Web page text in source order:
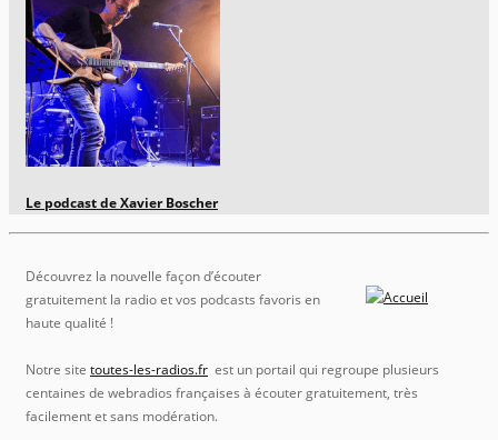
Le podcast de Xavier Boscher
Découvrez la nouvelle façon d’écouter
gratuitement la radio et vos podcasts favoris en
haute qualité !
Notre site toutes-les-radios.fr est un portail qui regroupe plusieurs
centaines de webradios françaises à écouter gratuitement, très
facilement et sans modération.